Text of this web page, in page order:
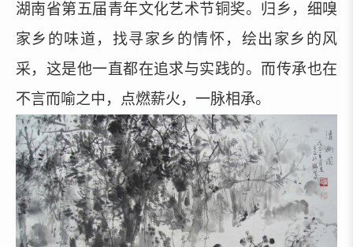
湖南省第五届青年文化艺术节铜奖。归乡，细嗅
家乡的味道，找寻家乡的情怀，绘出家乡的风
采，这是他一直都在追求与实践的。而传承也在
不言而喻之中，点燃薪火，一脉相承。